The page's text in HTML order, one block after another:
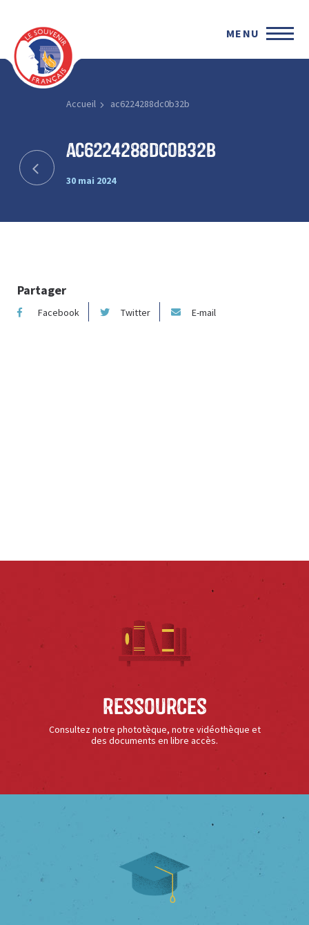
MENU
Accueil ac6224288dc0b32b
ac6224288dc0b32b
30 mai 2024
Partager
Facebook Twitter E-mail
Ressources
Consultez notre phototèque, notre vidéothèque et
des documents en libre accès.